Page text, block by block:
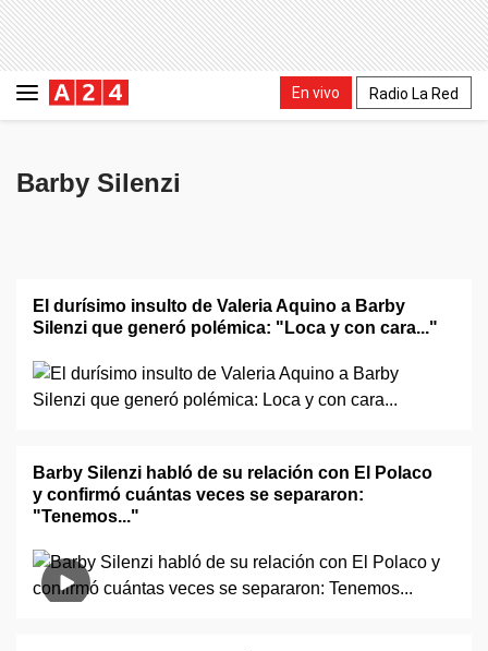
En vivo Radio La Red
Barby Silenzi
El durísimo insulto de Valeria Aquino a Barby
Silenzi que generó polémica: "Loca y con cara..."
Barby Silenzi habló de su relación con El Polaco
y confirmó cuántas veces se separaron:
"Tenemos..."